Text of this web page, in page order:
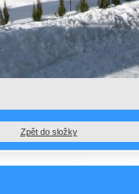
Zpět do složky